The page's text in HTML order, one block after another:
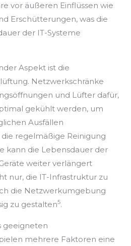
vor äußeren Einflüssen wie
Erschütterungen, was die
der IT-Systeme
Aspekt ist die
Netzwerkschränke
und Lüfter dafür,
gekühlt werden, um
Ausfällen
die regelmäßige Reinigung
kann die Lebensdauer der
weiter verlängert
nur, die IT-Infrastruktur zu
die Netzwerkumgebung
zu gestalten5.
geeigneten
mehrere Faktoren eine